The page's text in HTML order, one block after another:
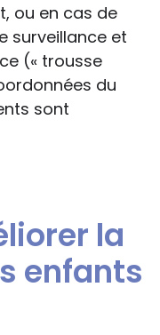
ou en cas de
surveillance et
(« trousse
du
sont
la
enfants